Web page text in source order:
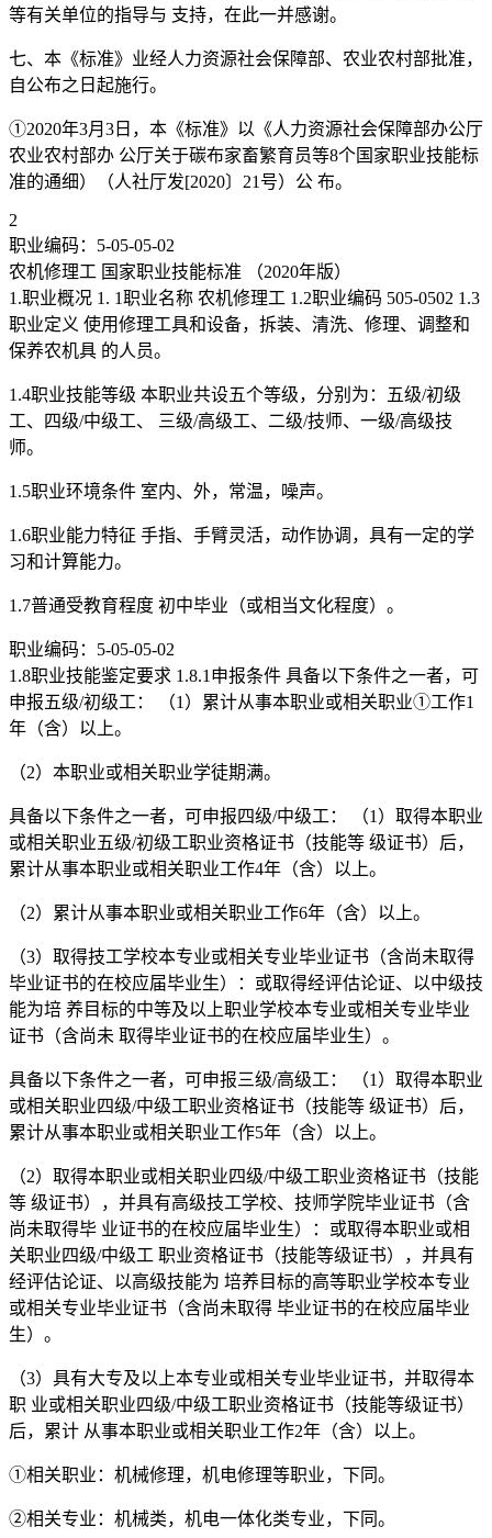
等有关单位的指导与 支持，在此一并感谢。
七、本《标准》业经人力资源社会保障部、农业农村部批准，
自公布之日起施行。
①2020年3月3日，本《标准》以《人力资源社会保障部办公厅
农业农村部办 公厅关于碳布家畜繁育员等8个国家职业技能标
准的通细）（人社厅发[2020〕21号）公 布。
2
职业编码：5-05-05-02
农机修理工 国家职业技能标准 （2020年版）
1.职业概况 1. 1职业名称 农机修理工 1.2职业编码 505-0502 1.3
职业定义 使用修理工具和设备，拆装、清洗、修理、调整和
保养农机具 的人员。
1.4职业技能等级 本职业共设五个等级，分别为：五级/初级
工、四级/中级工、 三级/高级工、二级/技师、一级/高级技
师。
1.5职业环境条件 室内、外，常温，噪声。
1.6职业能力特征 手指、手臂灵活，动作协调，具有一定的学
习和计算能力。
1.7普通受教育程度 初中毕业（或相当文化程度）。
职业编码：5-05-05-02
1.8职业技能鉴定要求 1.8.1申报条件 具备以下条件之一者，可
申报五级/初级工： （1）累计从事本职业或相关职业①工作1
年（含）以上。
（2）本职业或相关职业学徒期满。
具备以下条件之一者，可申报四级/中级工： （1）取得本职业
或相关职业五级/初级工职业资格证书（技能等 级证书）后，
累计从事本职业或相关职业工作4年（含）以上。
（2）累计从事本职业或相关职业工作6年（含）以上。
（3）取得技工学校本专业或相关专业毕业证书（含尚未取得
毕业证书的在校应届毕业生）：或取得经评估论证、以中级技
能为培 养目标的中等及以上职业学校本专业或相关专业毕业
证书（含尚未 取得毕业证书的在校应届毕业生）。
具备以下条件之一者，可申报三级/高级工： （1）取得本职业
或相关职业四级/中级工职业资格证书（技能等 级证书）后，
累计从事本职业或相关职业工作5年（含）以上。
（2）取得本职业或相关职业四级/中级工职业资格证书（技能
等 级证书），并具有高级技工学校、技师学院毕业证书（含
尚未取得毕 业证书的在校应届毕业生）：或取得本职业或相
关职业四级/中级工 职业资格证书（技能等级证书），并具有
经评估论证、以高级技能为 培养目标的高等职业学校本专业
或相关专业毕业证书（含尚未取得 毕业证书的在校应届毕业
生）。
（3）具有大专及以上本专业或相关专业毕业证书，并取得本
职 业或相关职业四级/中级工职业资格证书（技能等级证书）
后，累计 从事本职业或相关职业工作2年（含）以上。
①相关职业：机械修理，机电修理等职业，下同。
②相关专业：机械类，机电一体化类专业，下同。